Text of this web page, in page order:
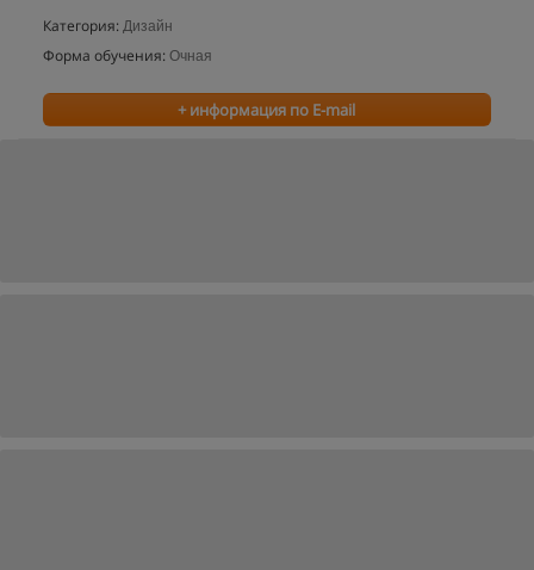
Категория: Дизайн
Форма обучения: Очная
+ информация по E-mail